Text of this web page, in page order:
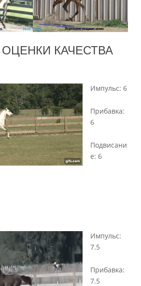
КАЧЕСТВА
Импульс: 6
Прибавка:
6
Подвисани
е: 6
Импульс:
7.5
Прибавка:
7.5